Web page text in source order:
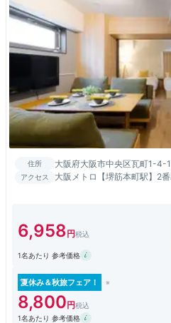
住所 大阪府大阪市中央区瓦町1-4-
アクセス
大阪メトロ【堺筋本町駅】2
6,958
1名あたり 参考価格
夏休み＆秋旅フェア！
8,800
1名あたり 参考価格